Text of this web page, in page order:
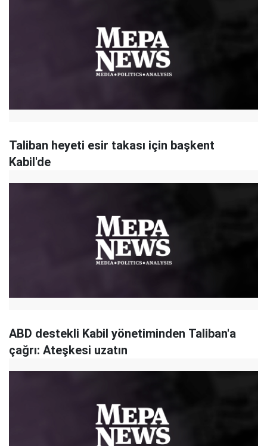
Taliban heyeti esir takası için başkent
Kabil'de
ABD destekli Kabil yönetiminden Taliban'a
çağrı: Ateşkesi uzatın